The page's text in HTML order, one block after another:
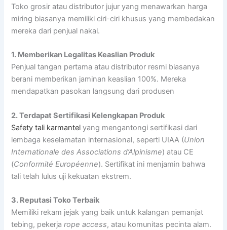
Toko grosir atau distributor jujur yang menawarkan harga
miring biasanya memiliki ciri-ciri khusus yang membedakan
mereka dari penjual nakal.
1. Memberikan Legalitas Keaslian Produk
Penjual tangan pertama atau distributor resmi biasanya
berani memberikan jaminan keaslian 100%. Mereka
mendapatkan pasokan langsung dari produsen
2. Terdapat Sertifikasi Kelengkapan Produk
Safety tali karmantel yang mengantongi sertifikasi dari
lembaga keselamatan internasional, seperti UIAA (Union
Internationale des Associations d’Alpinisme) atau CE
(Conformité Européenne). Sertifikat ini menjamin bahwa
tali telah lulus uji kekuatan ekstrem.
3. Reputasi Toko Terbaik
Memiliki rekam jejak yang baik untuk kalangan pemanjat
tebing, pekerjarope access, atau komunitas pecinta alam.